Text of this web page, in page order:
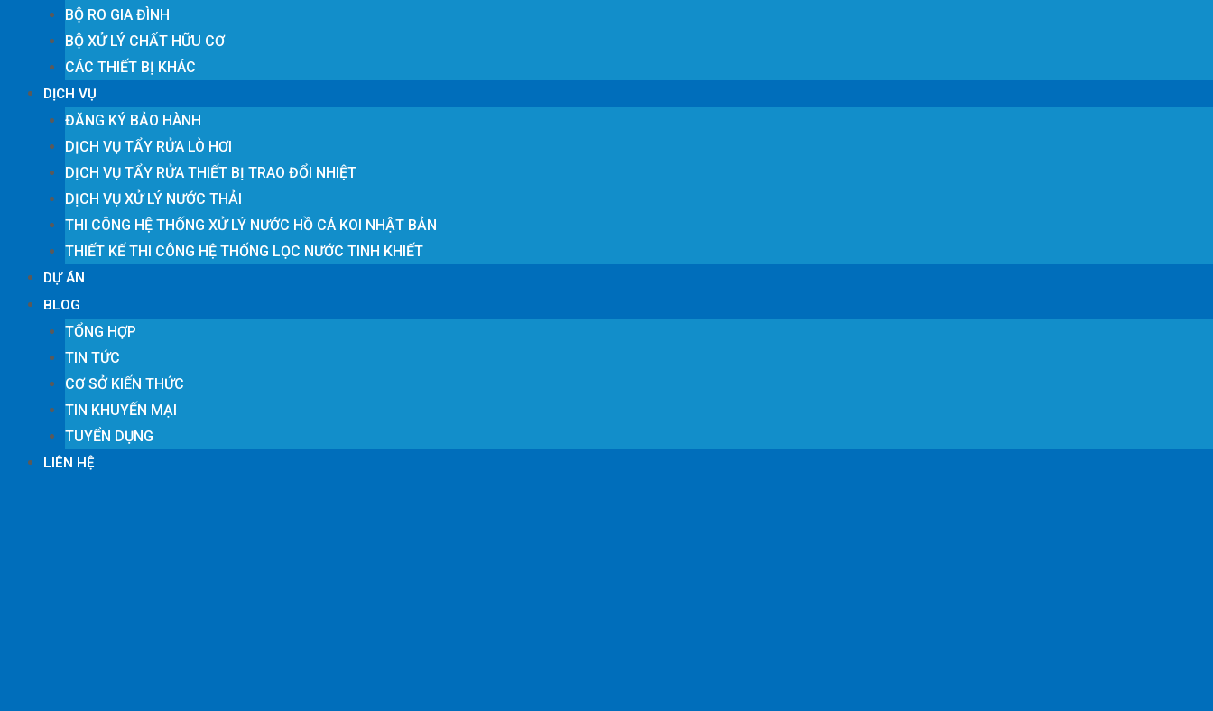
BỘ RO GIA ĐÌNH
BỘ XỬ LÝ CHẤT HỮU CƠ
CÁC THIẾT BỊ KHÁC
DỊCH VỤ
ĐĂNG KÝ BẢO HÀNH
DỊCH VỤ TẨY RỬA LÒ HƠI
DỊCH VỤ TẨY RỬA THIẾT BỊ TRAO ĐỔI NHIỆT
DỊCH VỤ XỬ LÝ NƯỚC THẢI
THI CÔNG HỆ THỐNG XỬ LÝ NƯỚC HỒ CÁ KOI NHẬT BẢN
THIẾT KẾ THI CÔNG HỆ THỐNG LỌC NƯỚC TINH KHIẾT
DỰ ÁN
BLOG
TỔNG HỢP
TIN TỨC
CƠ SỞ KIẾN THỨC
TIN KHUYẾN MẠI
TUYỂN DỤNG
LIÊN HỆ